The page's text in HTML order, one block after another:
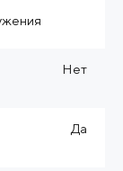
Нет
Да